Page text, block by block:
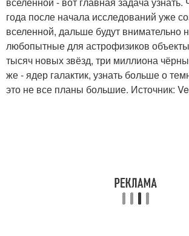
года после начала исследований уже
вселенной, дальше будут внимательно
любопытные для астрофизиков
тысяч новых звёзд, три миллиона
же - ядер галактик, узнать больше о
это не все планы большие. Источник: